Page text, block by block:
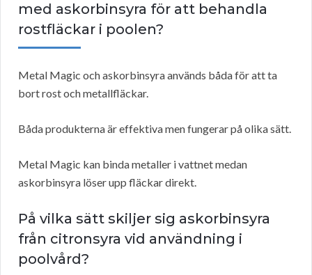
med askorbinsyra för att behandla
rostfläckar i poolen?
Metal Magic och askorbinsyra används båda för att ta
bort rost och metallfläckar.
Båda produkterna är effektiva men fungerar på olika sätt.
Metal Magic kan binda metaller i vattnet medan
askorbinsyra löser upp fläckar direkt.
På vilka sätt skiljer sig askorbinsyra
från citronsyra vid användning i
poolvård?